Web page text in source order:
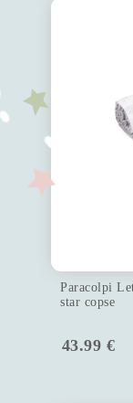
Paracolpi
star copse
43.99 €